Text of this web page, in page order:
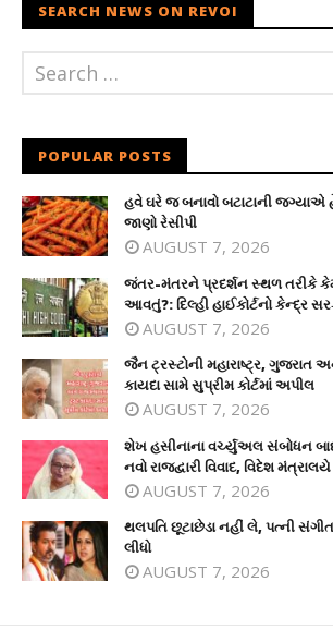
SEARCH NEWS ON REVOI
POPULAR POSTS
હવે ઘરે જ બનાવો બટાટાની જગ્યાએ
જાણો રેસીપી
AUGUST 7, 2026
જંતર-મંતરને પ્રદર્શન સ્થળ તરીકે
આવતું?: દિલ્હી હાઈકોર્ટનો કેન્દ્ર
AUGUST 7, 2026
જૈન ટ્રસ્ટોની મહારાષ્ટ્ર, ગુજરાત
કાયદા સામે સુપ્રીમ કોર્ટમાં અપીલ
AUGUST 7, 2026
શેખ હસીનાના વર્ચ્યુઅલ સંબોધન
નવો રાજદ્વારી વિવાદ, વિદેશ
AUGUST 7, 2026
થલપતિ છૂટાછેડા નહીં લે, પત્ની
લીધો
AUGUST 7, 2026